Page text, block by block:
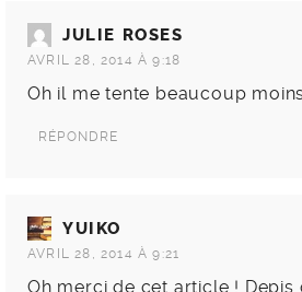
JULIE ROSES
AVRIL 28, 2014 À 9:18
Oh il me tente beaucoup
RÉPONDRE
YUIKO
AVRIL 28, 2014 À 9:21
Oh merci de cet article ! Depis